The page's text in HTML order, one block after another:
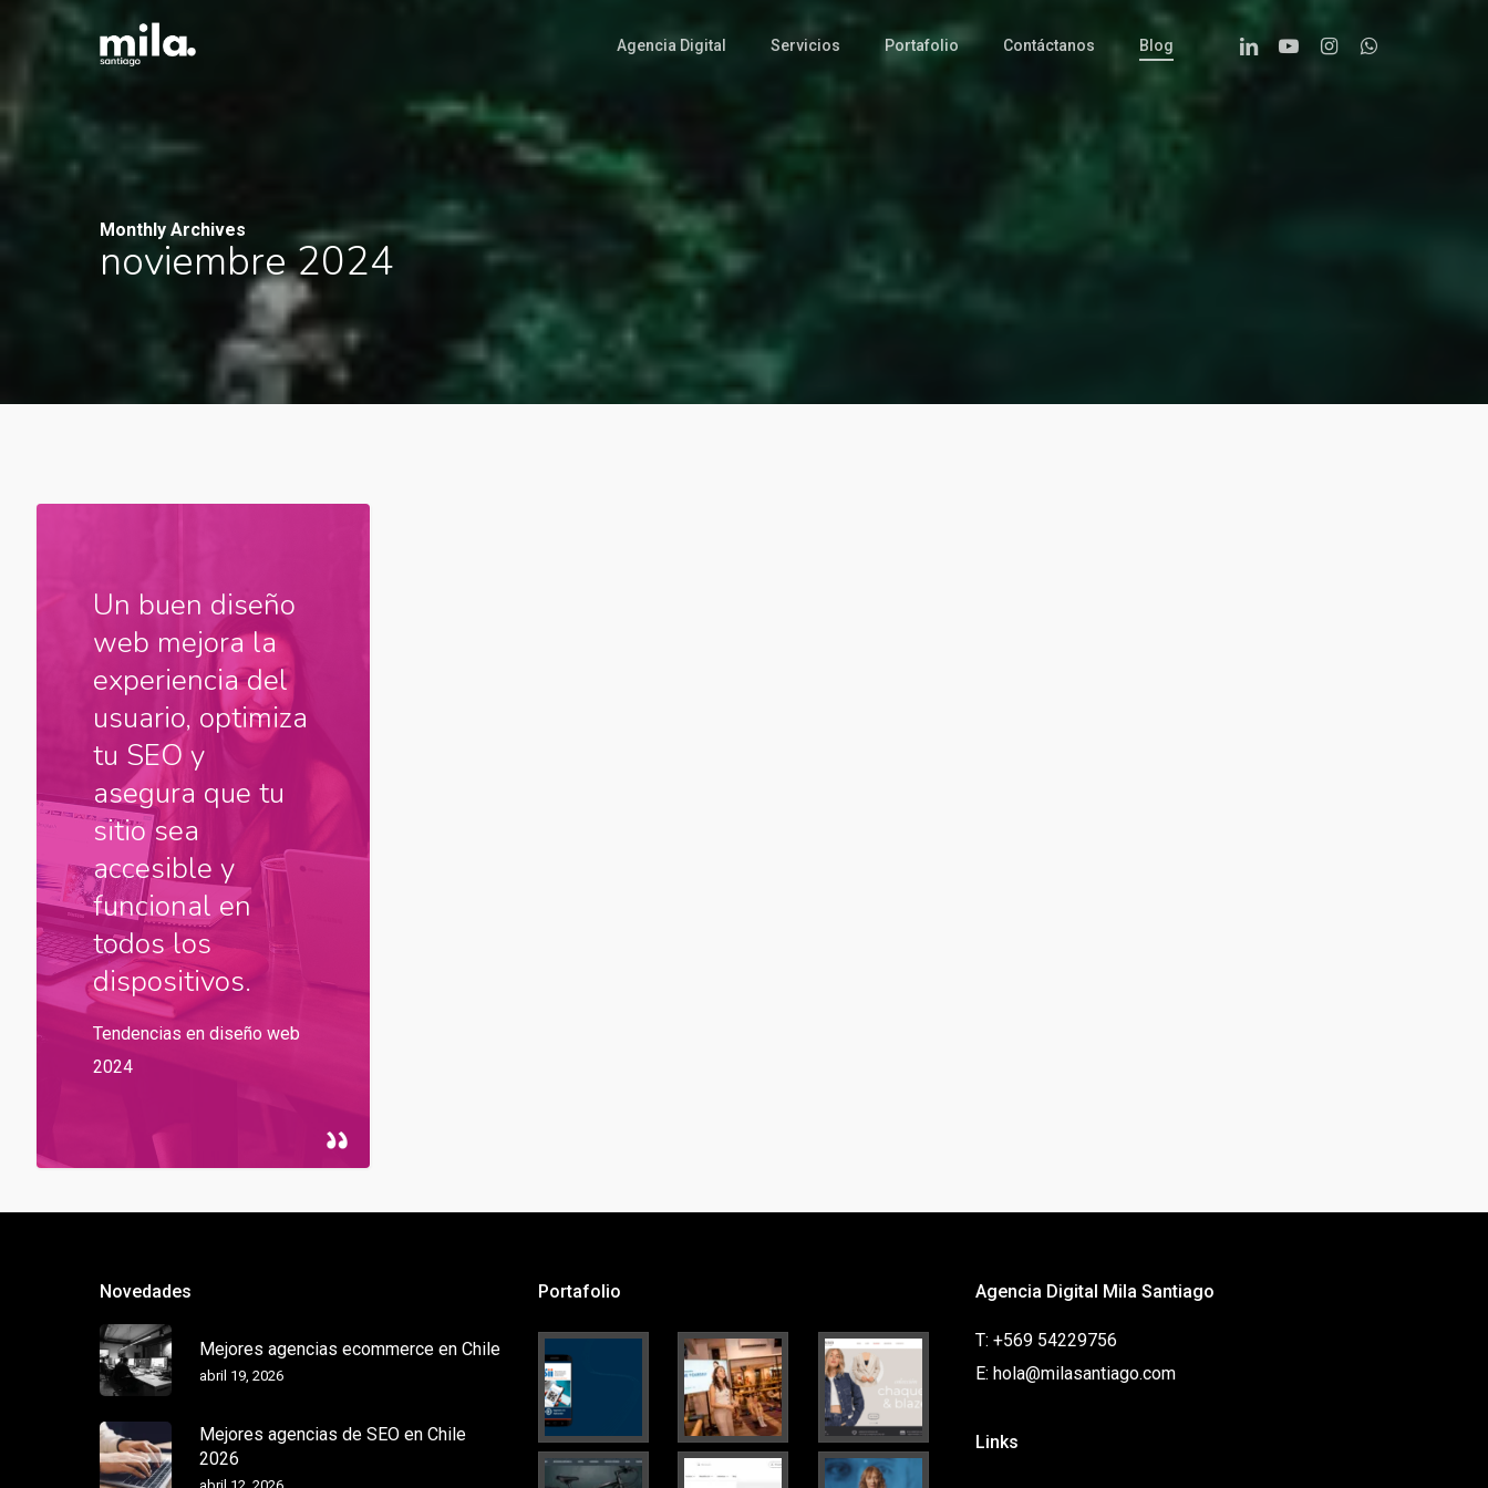
content
Agencia Digital Servicios Portafolio Contáctanos Blog LinkedinYoutubeInstagramWhatsapp
Monthly Archives
noviembre 2024
Un buen diseño
web mejora la
experiencia del
usuario, optimiza
tu SEO y
asegura que tu
sitio sea
accesible y
funcional en
todos los
dispositivos.
Tendencias en diseño web
2024
Novedades
Mejores agencias ecommerce en Chile
abril 19, 2026
Mejores agencias de SEO en Chile
2026
Portafolio Agencia Digital Mila Santiago
T: +569 54229756
E: hola@milasantiago.com
Links